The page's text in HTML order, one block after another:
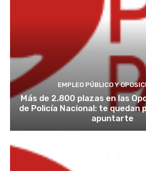
EMPLEO PÚBLICO Y
Más de 2.800 plazas en las
de Policía Nacional: te quedan
apuntarte